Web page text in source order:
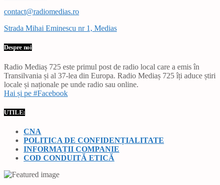
contact@radiomedias.ro
Strada Mihai Eminescu nr 1, Medias
Despre noi
Radio Mediaș 725 este primul post de radio local care a emis în
Transilvania și al 37-lea din Europa. Radio Mediaș 725 îți aduce știri
locale și naționale pe unde radio sau online.
Hai și pe #Facebook
UTILE:
CNA
POLITICA DE CONFIDENȚIALITATE
INFORMAȚII COMPANIE
COD CONDUITĂ ETICĂ